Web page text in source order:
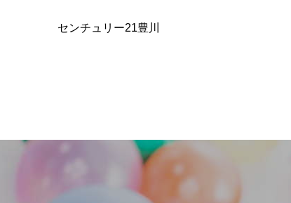
センチュリー21豊川